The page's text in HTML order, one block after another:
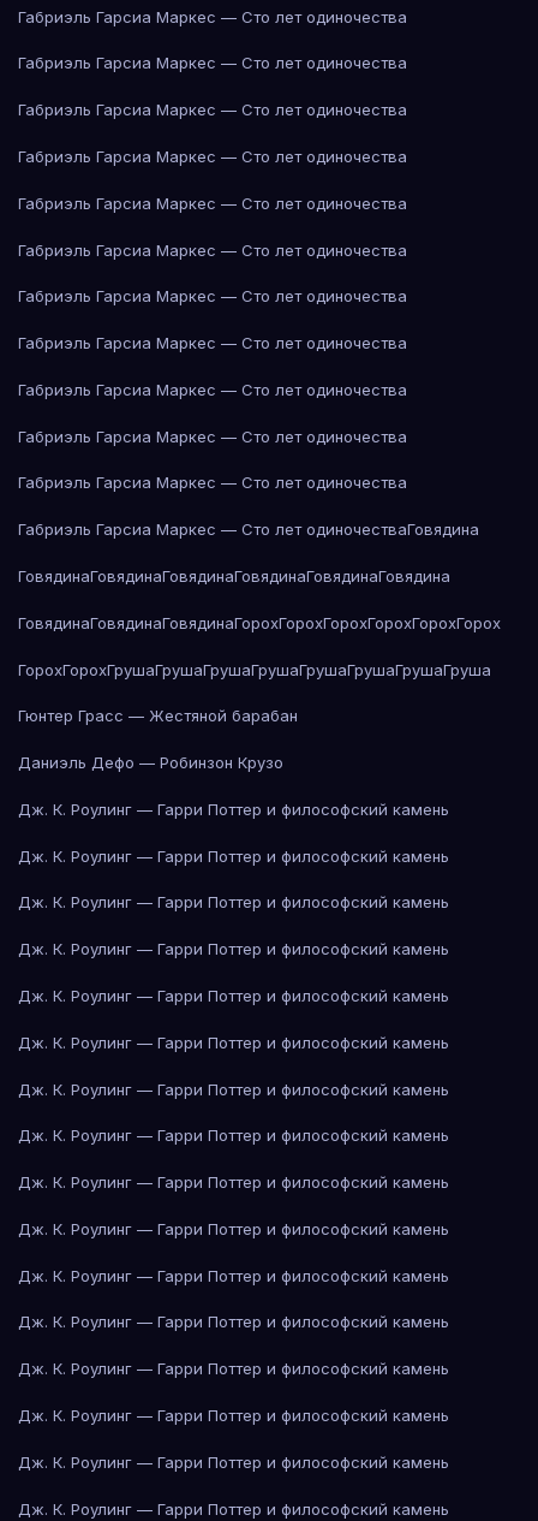
Габриэль Гарсиа Маркес — Сто лет одиночества
Габриэль Гарсиа Маркес — Сто лет одиночества
Габриэль Гарсиа Маркес — Сто лет одиночества
Габриэль Гарсиа Маркес — Сто лет одиночества
Габриэль Гарсиа Маркес — Сто лет одиночества
Габриэль Гарсиа Маркес — Сто лет одиночества
Габриэль Гарсиа Маркес — Сто лет одиночества
Габриэль Гарсиа Маркес — Сто лет одиночества
Габриэль Гарсиа Маркес — Сто лет одиночества
Габриэль Гарсиа Маркес — Сто лет одиночества
Габриэль Гарсиа Маркес — Сто лет одиночества
Габриэль Гарсиа Маркес — Сто лет одиночестваГовядина
ГовядинаГовядинаГовядинаГовядинаГовядинаГовядина
ГовядинаГовядинаГовядинаГорохГорохГорохГорохГорохГорох
ГорохГорохГрушаГрушаГрушаГрушаГрушаГрушаГрушаГруша
Гюнтер Грасс — Жестяной барабан
Даниэль Дефо — Робинзон Крузо
Дж. К. Роулинг — Гарри Поттер и философский камень
Дж. К. Роулинг — Гарри Поттер и философский камень
Дж. К. Роулинг — Гарри Поттер и философский камень
Дж. К. Роулинг — Гарри Поттер и философский камень
Дж. К. Роулинг — Гарри Поттер и философский камень
Дж. К. Роулинг — Гарри Поттер и философский камень
Дж. К. Роулинг — Гарри Поттер и философский камень
Дж. К. Роулинг — Гарри Поттер и философский камень
Дж. К. Роулинг — Гарри Поттер и философский камень
Дж. К. Роулинг — Гарри Поттер и философский камень
Дж. К. Роулинг — Гарри Поттер и философский камень
Дж. К. Роулинг — Гарри Поттер и философский камень
Дж. К. Роулинг — Гарри Поттер и философский камень
Дж. К. Роулинг — Гарри Поттер и философский камень
Дж. К. Роулинг — Гарри Поттер и философский камень
Дж. К. Роулинг — Гарри Поттер и философский камень